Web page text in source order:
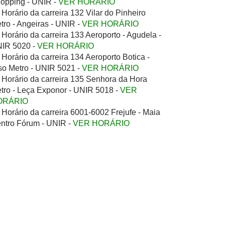
- UNIR - VER HORÁRIO
Horário da carreira 132 Vilar do Pinheiro
- Angeiras - UNIR - VER HORÁRIO
Horário da carreira 133 Aeroporto - Agudela -
5020 - VER HORÁRIO
Horário da carreira 134 Aeroporto Botica -
Metro - UNIR 5021 - VER HORÁRIO
Horário da carreira 135 Senhora da Hora
- Leça Exponor - UNIR 5018 - VER
Horário da carreira 6001-6002 Frejufe - Maia
Fórum - UNIR - VER HORÁRIO